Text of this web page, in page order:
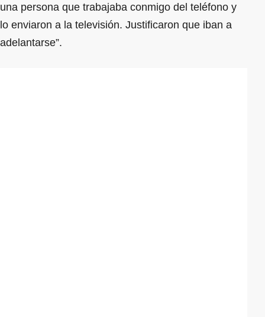
una persona que trabajaba conmigo del teléfono y
lo enviaron a la televisión. Justificaron que iban a
adelantarse”.